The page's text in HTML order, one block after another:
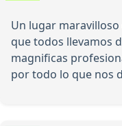
Un lugar
que todos llevamos
magnificas
por todo lo que nos